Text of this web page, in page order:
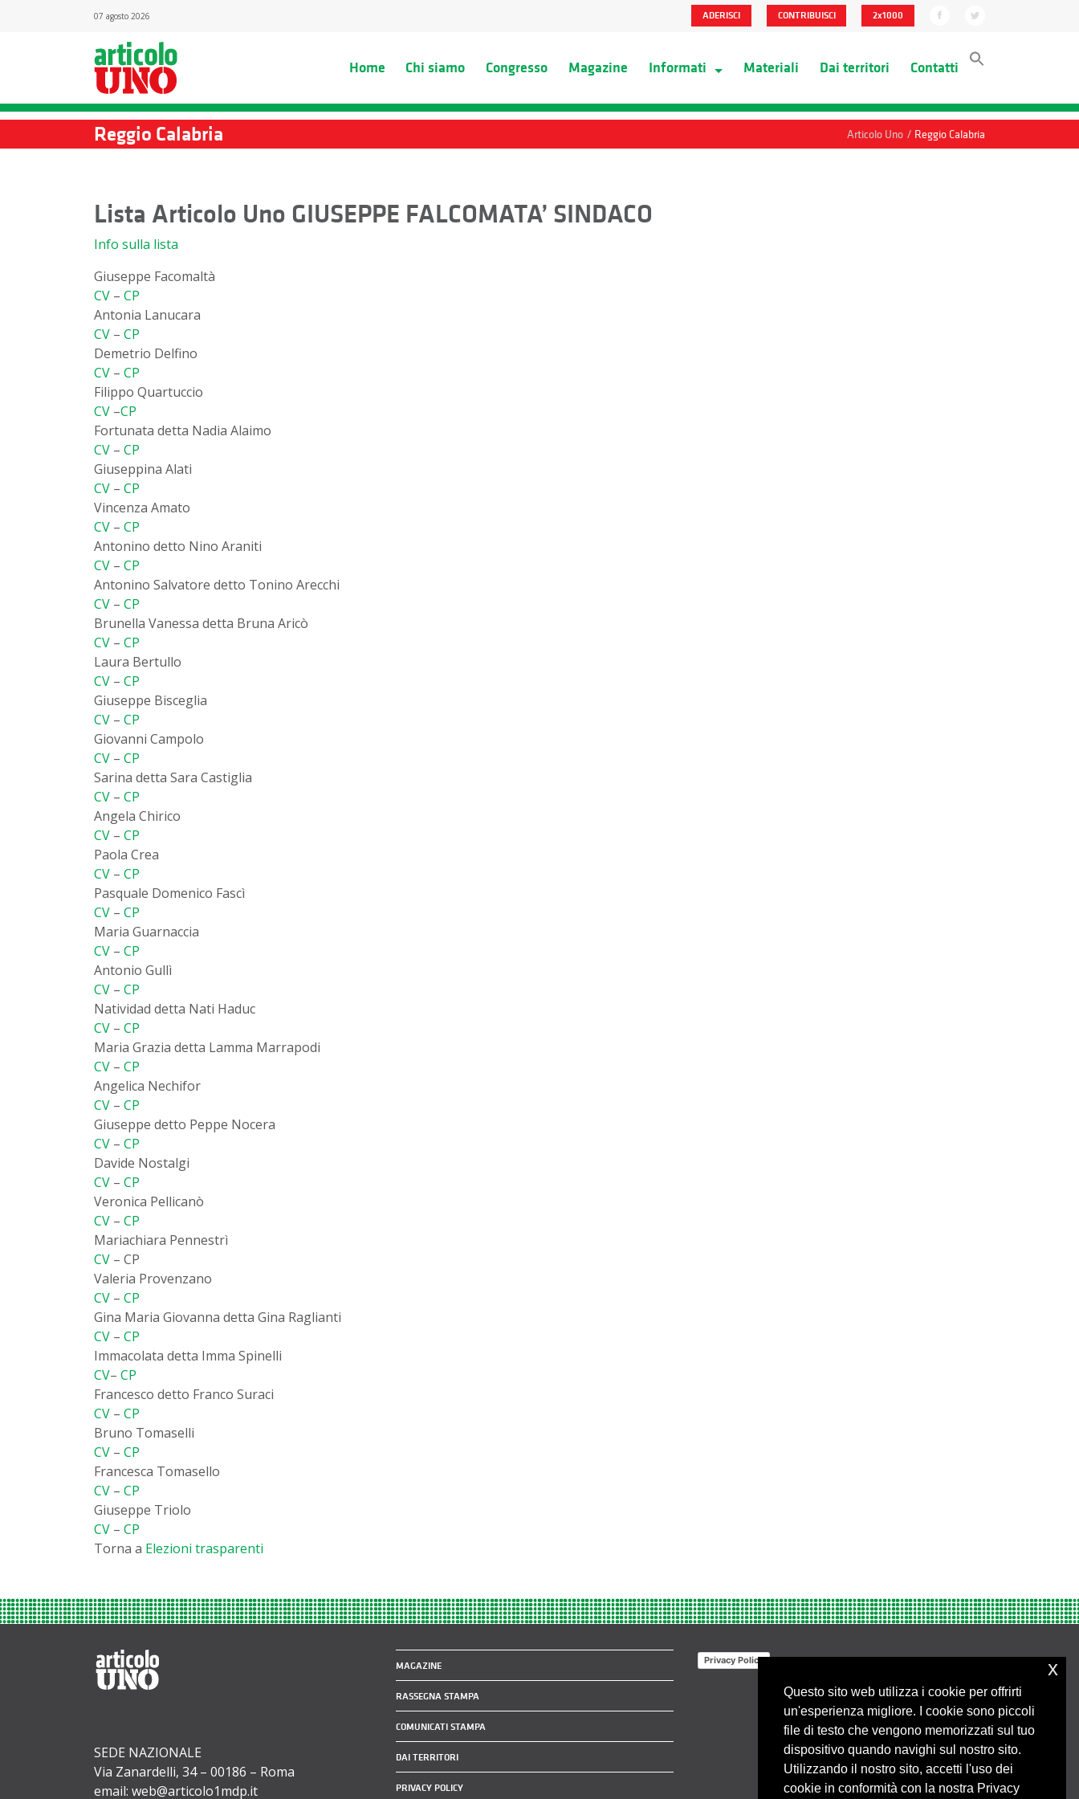
07 agosto 2026 ADERISCI CONTRIBUISCI 2x1000
Home Chi siamo Congresso Magazine Informati Materiali Dai territori Contatti
Reggio Calabria Articolo Uno / Reggio Calabria
Lista Articolo Uno GIUSEPPE FALCOMATA’ SINDACO
Info sulla lista
Giuseppe Facomaltà
CV – CP
Antonia Lanucara
CV – CP
Demetrio Delfino
CV – CP
Filippo Quartuccio
CV –CP
Fortunata detta Nadia Alaimo
CV – CP
Giuseppina Alati
CV – CP
Vincenza Amato
CV – CP
Antonino detto Nino Araniti
CV – CP
Antonino Salvatore detto Tonino Arecchi
CV – CP
Brunella Vanessa detta Bruna Aricò
CV – CP
Laura Bertullo
CV – CP
Giuseppe Bisceglia
CV – CP
Giovanni Campolo
CV – CP
Sarina detta Sara Castiglia
CV – CP
Angela Chirico
CV – CP
Paola Crea
CV – CP
Pasquale Domenico Fascì
CV – CP
Maria Guarnaccia
CV – CP
Antonio Gullì
CV – CP
Natividad detta Nati Haduc
CV – CP
Maria Grazia detta Lamma Marrapodi
CV – CP
Angelica Nechifor
CV – CP
Giuseppe detto Peppe Nocera
CV – CP
Davide Nostalgi
CV – CP
Veronica Pellicanò
CV – CP
Mariachiara Pennestrì
CV – CP
Valeria Provenzano
CV – CP
Gina Maria Giovanna detta Gina Raglianti
CV – CP
Immacolata detta Imma Spinelli
CV– CP
Francesco detto Franco Suraci
CV – CP
Bruno Tomaselli
CV – CP
Francesca Tomasello
CV – CP
Giuseppe Triolo
CV – CP
Torna a Elezioni trasparenti
SEDE NAZIONALE
Via Zanardelli, 34 – 00186 – Roma
email: web@articolo1mdp.it
MAGAZINE
RASSEGNA STAMPA
COMUNICATI STAMPA
DAI TERRITORI
PRIVACY POLICY
Privacy Policy
Questo sito web utilizza i cookie per offrirti
un'esperienza migliore. I cookie sono piccoli
file di testo che vengono memorizzati sul tuo
dispositivo quando navighi sul nostro sito.
Utilizzando il nostro sito, accetti l'uso dei
cookie in conformità con la nostra Privacy
x